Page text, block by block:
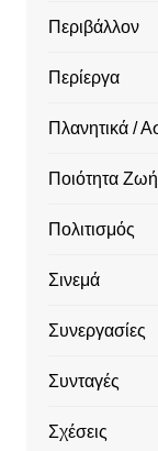
Περιβάλλον
Περίεργα
Πλανητικά /
Ποιότητα
Πολιτισμός
Σινεμά
Συνεργασίες
Συνταγές
Σχέσεις